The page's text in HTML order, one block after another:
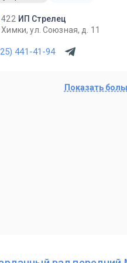
422 ИП Стрелец
Химки, ул. Союзная, д. 11
441-41-94
Показать